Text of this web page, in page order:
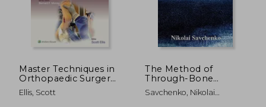
₡ 129.443
Master Techniques in
Orthopaedic Surgery:
The Foot and Ankle:
Print + eBook with
Ellis, Scott
The Method of
Through-Bone
Osteosynthesis in
Trauma Care and
Savchenko, Nikolai